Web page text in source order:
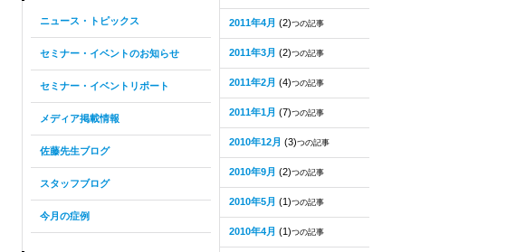
ニュース・トピックス
セミナー・イベントのお知らせ
セミナー・イベントリポート
メディア掲載情報
佐藤先生ブログ
スタッフブログ
今月の症例
2011年4月 (2)つの記事
2011年3月 (2)つの記事
2011年2月 (4)つの記事
2011年1月 (7)つの記事
2010年12月 (3)つの記事
2010年9月 (2)つの記事
2010年5月 (1)つの記事
2010年4月 (1)つの記事